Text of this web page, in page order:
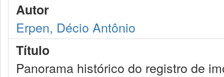
Autor
Erpen, Décio Antônio
Título
Panorama histórico do registro de